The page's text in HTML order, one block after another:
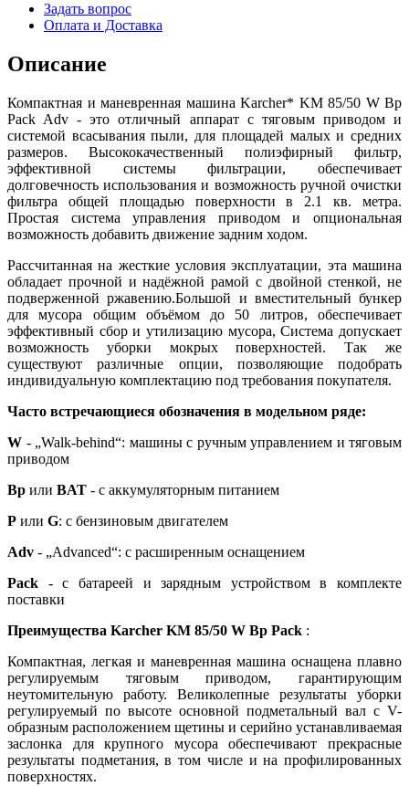
Задать вопрос
Оплата и Доставка
Описание
Компактная и маневренная машина Karcher* KM 85/50 W Bp
Pack Adv - это отличный аппарат с тяговым приводом и
системой всасывания пыли, для площадей малых и средних
размеров. Высококачественный полиэфирный фильтр,
эффективной системы фильтрации, обеспечивает
долговечность использования и возможность ручной очистки
фильтра общей площадью поверхности в 2.1 кв. метра.
Простая система управления приводом и опциональная
возможность добавить движение задним ходом.
Рассчитанная на жесткие условия эксплуатации, эта машина
обладает прочной и надёжной рамой с двойной стенкой, не
подверженной ржавению.Большой и вместительный бункер
для мусора общим объёмом до 50 литров, обеспечивает
эффективный сбор и утилизацию мусора, Система допускает
возможность уборки мокрых поверхностей. Так же
существуют различные опции, позволяющие подобрать
индивидуальную комплектацию под требования покупателя.
Часто встречающиеся обозначения в модельном ряде:
W - „Walk-behind“: машины с ручным управлением и тяговым
приводом
Bp или BAT - с аккумуляторным питанием
P или G: с бензиновым двигателем
Adv - „Advanced“: с расширенным оснащением
Pack - с батареей и зарядным устройством в комплекте
поставки
Преимущества Karcher KM 85/50 W Bp Pack :
Компактная, легкая и маневренная машина оснащена плавно
регулируемым тяговым приводом, гарантирующим
неутомительную работу. Великолепные результаты уборки
регулируемый по высоте основной подметальный вал с V-
образным расположением щетины и серийно устанавливаемая
заслонка для крупного мусора обеспечивают прекрасные
результаты подметания, в том числе и на профилированных
поверхностях.